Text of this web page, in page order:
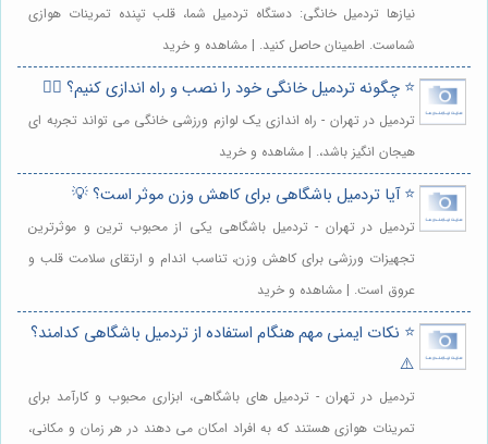
نیازها تردمیل خانگی: دستگاه تردمیل شما، قلب تپنده تمرینات هوازی
شماست. اطمینان حاصل کنید. | مشاهده و خرید
⭐️ چگونه تردمیل خانگی خود را نصب و راه اندازی کنیم؟ 🏃‍♀️
تردمیل در تهران - راه اندازی یک لوازم ورزشی خانگی می تواند تجربه ای
هیجان انگیز باشد،. | مشاهده و خرید
⭐️ آیا تردمیل باشگاهی برای کاهش وزن موثر است؟ 💡
تردمیل در تهران - تردمیل باشگاهی یکی از محبوب ترین و موثرترین
تجهیزات ورزشی برای کاهش وزن، تناسب اندام و ارتقای سلامت قلب و
عروق است. | مشاهده و خرید
⭐️ نکات ایمنی مهم هنگام استفاده از تردمیل باشگاهی کدامند؟
⚠️
تردمیل در تهران - تردمیل های باشگاهی، ابزاری محبوب و کارآمد برای
تمرینات هوازی هستند که به افراد امکان می دهند در هر زمان و مکانی،